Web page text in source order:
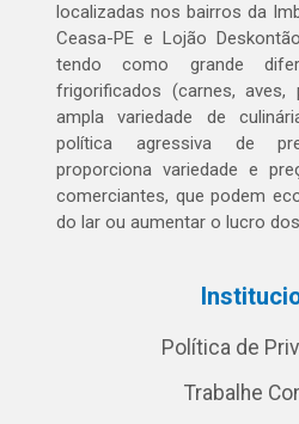
localizadas nos bairros da
Ceasa-PE e Lojão
tendo como grande
frigorificados (carnes,
ampla variedade de
política agressiva de
proporciona variedade e
comerciantes, que podem
do lar ou aumentar o lucro
Política de
Trabalhe